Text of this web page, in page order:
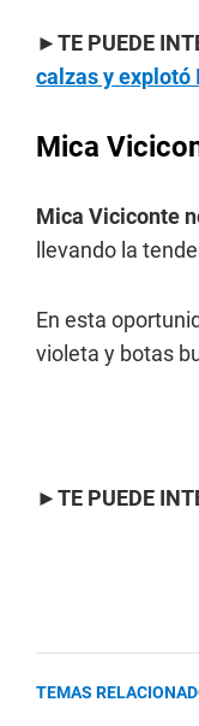
►TE PUEDE
calzas y explotó
Mica
Mica Viciconte
llevando la
En esta
violeta y botas
►TE PUEDE
TEMAS